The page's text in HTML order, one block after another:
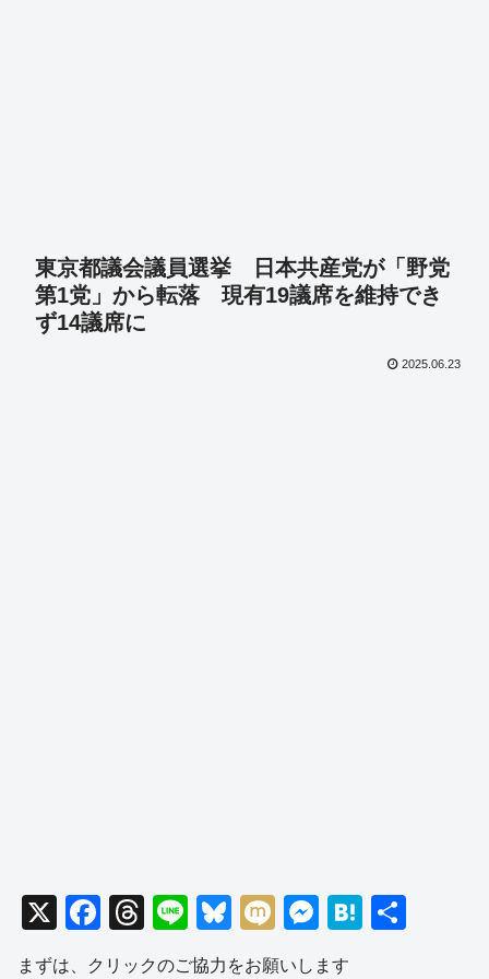
東京都議会議員選挙 日本共産党が「野党
第1党」から転落 現有19議席を維持でき
ず14議席に
2025.06.23
X
F
a
T
hr
Li
n
Bl
u
M
ixi
M
e
H
まずは、クリックのご協力をお願いします